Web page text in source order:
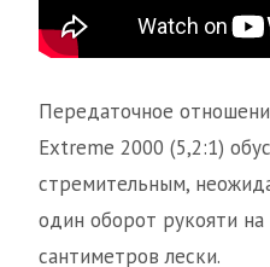
Передаточное
Extreme 2000 (5,2:1)
стремительным,
один оборот рукояти
сантиметров лески.